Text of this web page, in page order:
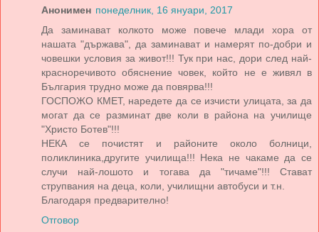
Анонимен понеделник, 16 януари, 2017
Да заминават колкото може повече млади хора от
нашата "държава", да заминават и намерят по-добри и
човешки условия за живот!!! Тук при нас, дори след най-
красноречивото обяснение човек, който не е живял в
България трудно може да повярва!!!
ГОСПОЖО КМЕТ, наредете да се изчисти улицата, за да
могат да се разминат две коли в района на училище
"Христо Ботев"!!!
НЕКА се почистят и районите около болници,
поликлиника,другите училища!!! Нека не чакаме да се
случи най-лошото и тогава да "тичаме"!!! Стават
струпвания на деца, коли, училищни автобуси и т.н.
Благодаря предварително!
Отговор